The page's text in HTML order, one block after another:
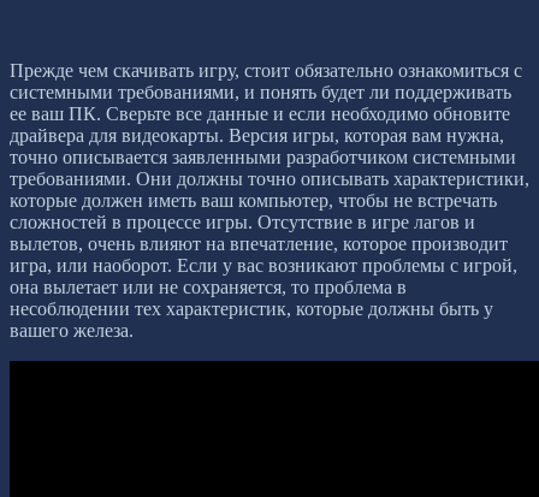
Прежде чем скачивать игру, стоит обязательно ознакомиться с
системными требованиями, и понять будет ли поддерживать
ее ваш ПК. Сверьте все данные и если необходимо обновите
драйвера для видеокарты. Версия игры, которая вам нужна,
точно описывается заявленными разработчиком системными
требованиями. Они должны точно описывать характеристики,
которые должен иметь ваш компьютер, чтобы не встречать
сложностей в процессе игры. Отсутствие в игре лагов и
вылетов, очень влияют на впечатление, которое производит
игра, или наоборот. Если у вас возникают проблемы с игрой,
она вылетает или не сохраняется, то проблема в
несоблюдении тех характеристик, которые должны быть у
вашего железа.